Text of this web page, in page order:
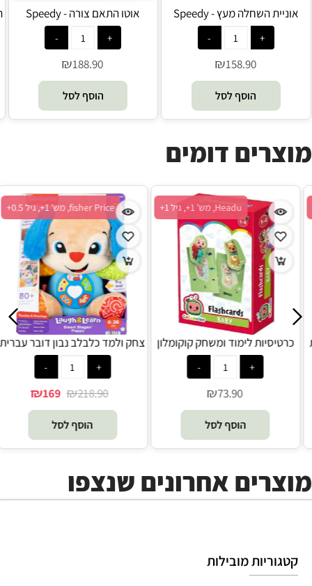
אוטו התאם צורה - Speedy
Monkey
₪188.90
הוסף לסל
אוניית השחלה מעץ - Speedy
Monkey
₪158.90
הוסף לסל
מוצרים דומים
Headu, מש' 1+, גיל 1+
כרטיסיות לימוד ומשחק קוקומלון
לקטנטנים - Headu
₪73.90
הוסף לסל
Headu, מש' 1+, גיל 1+
כרטיסיות לימוד ומשחק לפעוטות
קוקומלון - Headu
₪73.90
הוסף לסל
מוצרים אחרונים שנצפו
קטגוריות מובילות